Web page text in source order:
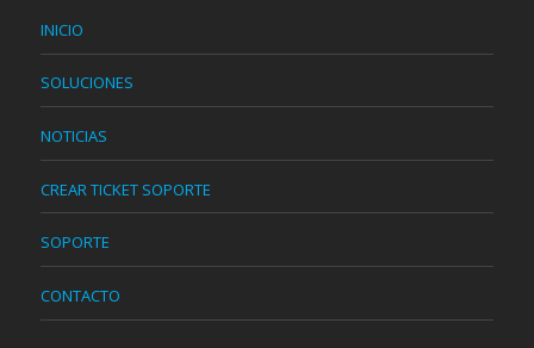
INICIO
SOLUCIONES
NOTICIAS
CREAR TICKET SOPORTE
SOPORTE
CONTACTO